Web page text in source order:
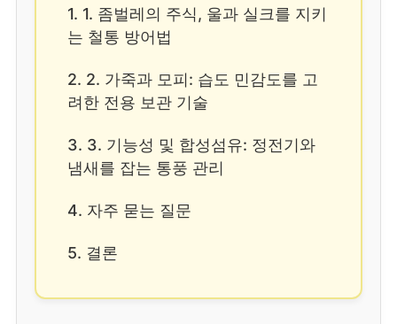
1. 1. 좀벌레의 주식, 울과 실크를 지키
는 철통 방어법
2. 2. 가죽과 모피: 습도 민감도를 고
려한 전용 보관 기술
3. 3. 기능성 및 합성섬유: 정전기와
냄새를 잡는 통풍 관리
4. 자주 묻는 질문
5. 결론